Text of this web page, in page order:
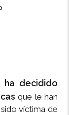
ha decidido
que le han
víctima de